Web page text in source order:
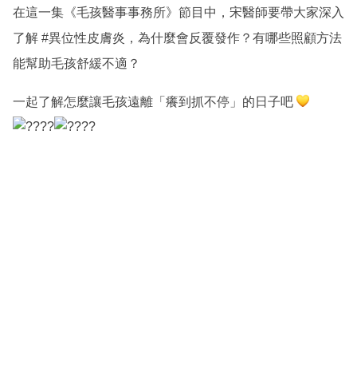
在這一集《毛孩醫事事務所》節目中，宋醫師要帶大家深入
了解 #異位性皮膚炎 ，為什麼會反覆發作？有哪些照顧方法
能幫助毛孩舒緩不適？
一起了解怎麼讓毛孩遠離「癢到抓不停」的日子吧